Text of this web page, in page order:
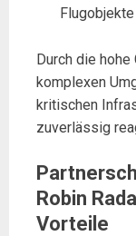
Flugobjekte
Durch die
komplexen
kritischen
zuverlässig
Robin
Vorteile